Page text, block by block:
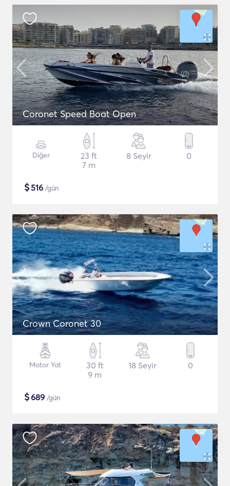
Coronet Speed Boat Open
Diğer
23 ft
7 m
8 Seyir 0
$516 /gün
Crown Coronet 30
Motor Yat
30 ft
9 m
18 Seyir 0
$689 /gün